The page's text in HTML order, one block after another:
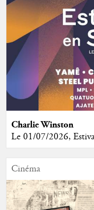
Charlie Winston
Le 01/07/2026,
Cinéma